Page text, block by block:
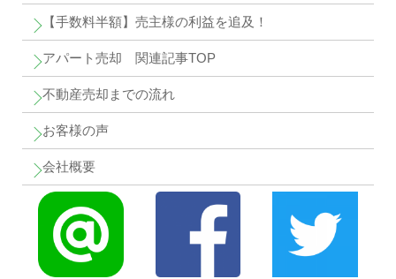
【手数料半額】売主様の利益を追及！
アパート売却 関連記事TOP
不動産売却までの流れ
お客様の声
会社概要